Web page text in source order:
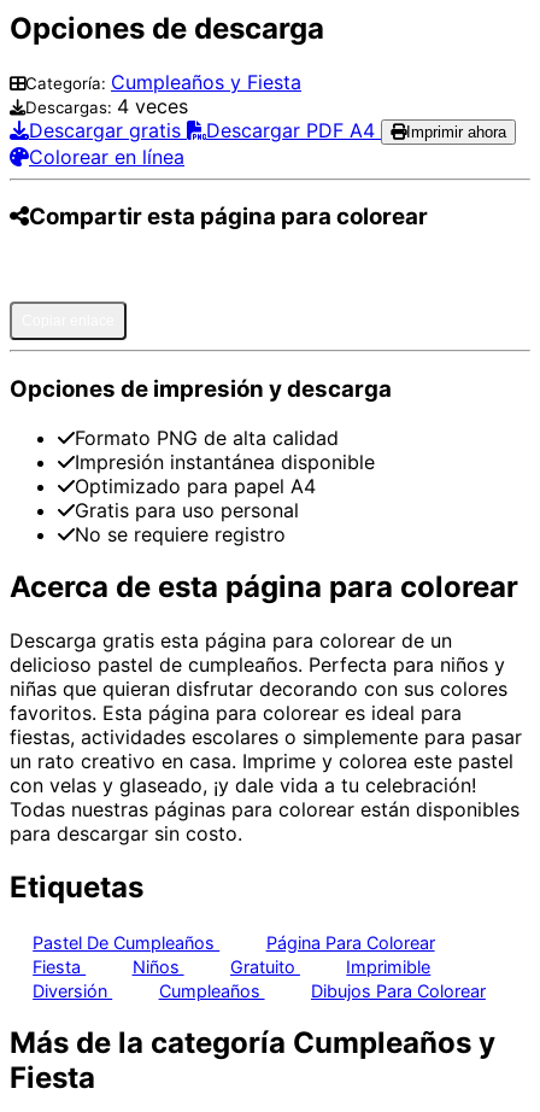
Opciones de descarga
Categoría: Cumpleaños y Fiesta
Descargas: 4 veces
Descargar gratis
Descargar PDF A4 Imprimir ahora
Colorear en línea
Compartir esta página para colorear
Opciones de impresión y descarga
Formato PNG de alta calidad
Impresión instantánea disponible
Optimizado para papel A4
Gratis para uso personal
No se requiere registro
Acerca de esta página para colorear
Descarga gratis esta página para colorear de un
delicioso pastel de cumpleaños. Perfecta para niños y
niñas que quieran disfrutar decorando con sus colores
favoritos. Esta página para colorear es ideal para
fiestas, actividades escolares o simplemente para pasar
un rato creativo en casa. Imprime y colorea este pastel
con velas y glaseado, ¡y dale vida a tu celebración!
Todas nuestras páginas para colorear están disponibles
para descargar sin costo.
Etiquetas
Pastel De Cumpleaños
Página Para Colorear
Fiesta
Niños Gratuito
Imprimible
Diversión
Cumpleaños Dibujos Para Colorear
Más de la categoría Cumpleaños y
Fiesta